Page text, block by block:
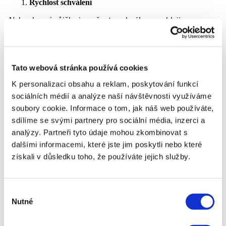
Tato webová stránka používá cookies
K personalizaci obsahu a reklam, poskytování funkcí
sociálních médií a analýze naší návštěvnosti využíváme
soubory cookie. Informace o tom, jak náš web používáte,
sdílíme se svými partnery pro sociální média, inzerci a
analýzy. Partneři tyto údaje mohou zkombinovat s
dalšími informacemi, které jste jim poskytli nebo které
získali v důsledku toho, že používáte jejich služby.
souhlasu
Nutné
Rychlost schválení
Nebankovní půjčky jsou často schváleny rychleji
. Proces žádosti je obvykle
hodin.
Dostupnost pro širokou škálu žadatelů
Nebankovní půjčky jsou často dostupné i pro
žadatele s horší kreditní historií. To znamená, že i
lidé, kteří by jinak měli problémy se získáním
bankovního úvěru, mohou získat finanční pomoc.
Flexibilita
co se týče podmínek splácení a částek, které si lze
nastavení splátek podle potřeb žadatele.